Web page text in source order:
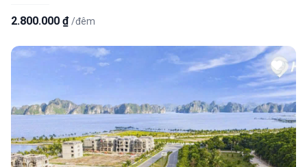
2.800.000 ₫ /đêm